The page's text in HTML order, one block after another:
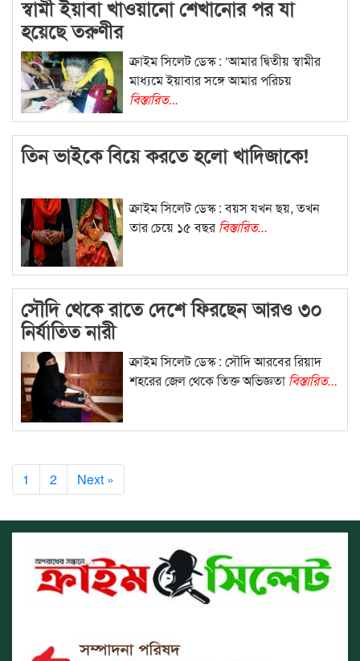
স্বামী ইয়াবা খাওয়ানো শেখানোর পর যা
হয়েছে তরুণীর
ক্রাইম সিলেট ডেস্ক : ‘আমার দ্বিতীয় স্বামীর
মাধ্যমে ইয়াবার সঙ্গে আমার পরিচয়
বিস্তারিত...
তিন ভাইকে বিয়ে করতে হলো খাদিজাকে!
ক্রাইম সিলেট ডেস্ক : বয়স যখন ছয়, তখন
তার চেয়ে ১৫ বছর বিস্তারিত...
সৌদি থেকে রাতে দেশে ফিরছেন আরও ৩০
নির্যাতিত নারী
ক্রাইম সিলেট ডেস্ক : সৌদি আরবের রিয়াদ
শহরের জেল থেকে তিক্ত অভিজ্ঞতাবিস্তারিত...
1 2 Next »